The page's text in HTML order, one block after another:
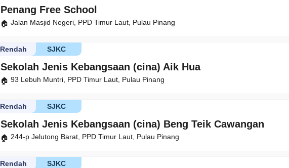
Penang Free School
Jalan Masjid Negeri, PPD Timur Laut, Pulau Pinang
Sekolah Jenis Kebangsaan (cina) Aik Hua
SJKC
Rendah
93 Lebuh Muntri, PPD Timur Laut, Pulau Pinang
Sekolah Jenis Kebangsaan (cina) Beng Teik Cawangan
SJKC
Rendah
244-p Jelutong Barat, PPD Timur Laut, Pulau Pinang
SJKC
Rendah